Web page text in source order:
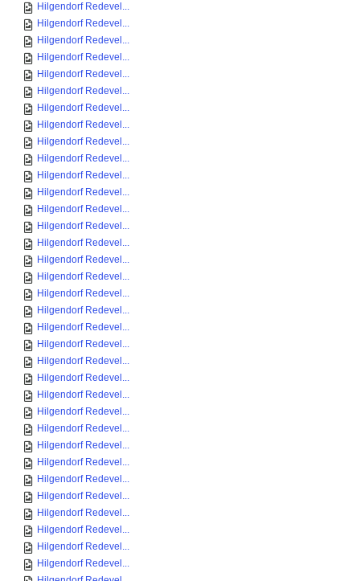
Hilgendorf Redevel...
Hilgendorf Redevel...
Hilgendorf Redevel...
Hilgendorf Redevel...
Hilgendorf Redevel...
Hilgendorf Redevel...
Hilgendorf Redevel...
Hilgendorf Redevel...
Hilgendorf Redevel...
Hilgendorf Redevel...
Hilgendorf Redevel...
Hilgendorf Redevel...
Hilgendorf Redevel...
Hilgendorf Redevel...
Hilgendorf Redevel...
Hilgendorf Redevel...
Hilgendorf Redevel...
Hilgendorf Redevel...
Hilgendorf Redevel...
Hilgendorf Redevel...
Hilgendorf Redevel...
Hilgendorf Redevel...
Hilgendorf Redevel...
Hilgendorf Redevel...
Hilgendorf Redevel...
Hilgendorf Redevel...
Hilgendorf Redevel...
Hilgendorf Redevel...
Hilgendorf Redevel...
Hilgendorf Redevel...
Hilgendorf Redevel...
Hilgendorf Redevel...
Hilgendorf Redevel...
Hilgendorf Redevel...